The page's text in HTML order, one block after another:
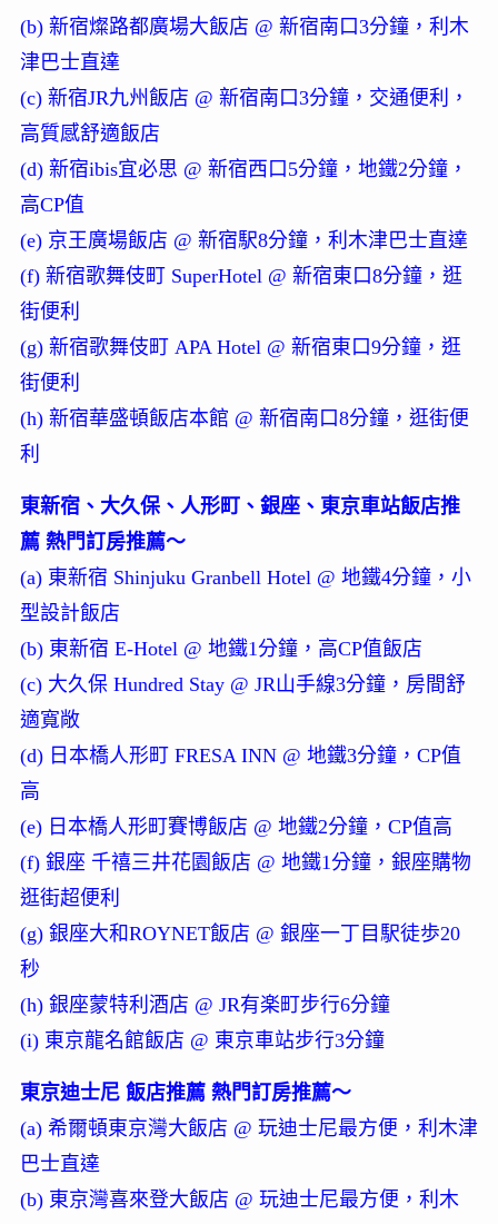
(b) 新宿燦路都廣場大飯店 @ 新宿南口3分鐘，利木
津巴士直達
(c) 新宿JR九州飯店 @ 新宿南口3分鐘，交通便利，
高質感舒適飯店
(d) 新宿ibis宜必思 @ 新宿西口5分鐘，地鐵2分鐘，
高CP值
(e) 京王廣場飯店 @ 新宿駅8分鐘，利木津巴士直達
(f) 新宿歌舞伎町 SuperHotel @ 新宿東口8分鐘，逛
街便利
(g) 新宿歌舞伎町 APA Hotel @ 新宿東口9分鐘，逛
街便利
(h) 新宿華盛頓飯店本館 @ 新宿南口8分鐘，逛街便
利
東新宿、大久保、人形町、銀座、東京車站飯店推
薦 熱門訂房推薦～
(a) 東新宿 Shinjuku Granbell Hotel @ 地鐵4分鐘，小
型設計飯店
(b) 東新宿 E-Hotel @ 地鐵1分鐘，高CP值飯店
(c) 大久保 Hundred Stay @ JR山手線3分鐘，房間舒
適寬敞
(d) 日本橋人形町 FRESA INN @ 地鐵3分鐘，CP值
高
(e) 日本橋人形町賽博飯店 @ 地鐵2分鐘，CP值高
(f) 銀座 千禧三井花園飯店 @ 地鐵1分鐘，銀座購物
逛街超便利
(g) 銀座大和ROYNET飯店 @ 銀座一丁目駅徒歩20
秒
(h) 銀座蒙特利酒店 @ JR有楽町步行6分鐘
(i) 東京龍名館飯店 @ 東京車站步行3分鐘
東京迪士尼 飯店推薦 熱門訂房推薦～
(a) 希爾頓東京灣大飯店 @ 玩迪士尼最方便，利木津
巴士直達
(b) 東京灣喜來登大飯店 @ 玩迪士尼最方便，利木